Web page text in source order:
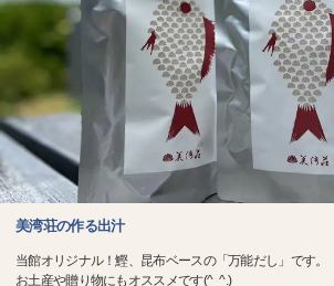
美湾荘の作る出汁
当館オリジナル！鰹、昆布ベースの「万能だし」です。
お土産や贈り物にもオススメです(^_^.)